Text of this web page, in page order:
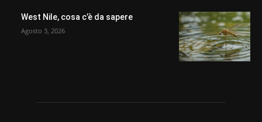
West Nile, cosa c’è da sapere
Agosto 3, 2026